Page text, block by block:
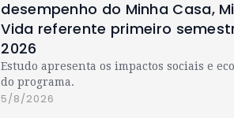
desempenho do Minha Casa,
Vida referente primeiro
2026
Estudo apresenta os impactos sociais e
do programa.
5/8/2026